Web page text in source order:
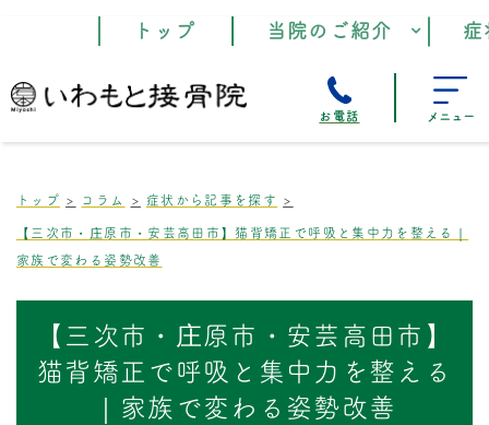
トップ 当院のご紹介
お電話 メニュー
トップ コラム
症状から記事を探す
【三次市・庄原市・安芸高田市】猫背矯正で呼吸と集中力を整える｜
家族で変わる姿勢改善
【三次市・庄原市・安芸高田市】
猫背矯正で呼吸と集中力を整える
｜家族で変わる姿勢改善